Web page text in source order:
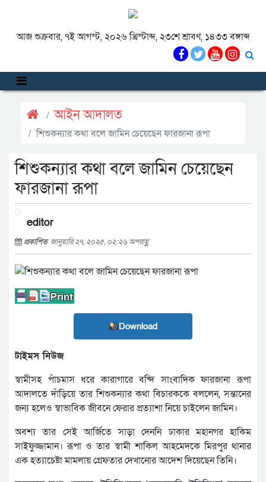
আজ শুক্রবার, ৭ই আগস্ট, ২০২৬ খ্রিস্টাব্দ, ২৩শে শ্রাবণ, ১৪৩৩ বঙ্গাব্দ
আইন আদালত
শিশুকন্যার কথা বলে জামিন চেয়েছেন ফারজানা রূপা
শিশুকন্যার কথা বলে জামিন চেয়েছেন
ফারজানা রূপা
editor
প্রকাশিত জানুয়ারি ২৭, ২০২৫, ০২:২৬ অপরাহ্ণ
Download
টাইমস নিউজ
স্বামীসহ পাঁচমাস ধরে কারাগারে বন্দি সাংবাদিক ফারজানা রূপা
আদালতে দাঁড়িয়ে তার শিশুকন্যার কথা বিচারককে বললেন, সন্তানের
জন্য হলেও স্বাভাবিক জীবনে ফেরার প্রত্যাশা নিয়ে চাইলেন জামিন।
অবশ্য তার সেই আর্জিতে সাড়া দেননি ঢাকার মহানগর হাকিম
সাইফুজ্জামান। রূপা ও তার স্বামী শাকিল আহমেদকে মিরপুর থানার
এক হত্যাচেষ্টা মামলায় গ্রেফতার দেখানোর আদেশ দিয়েছেন তিনি।